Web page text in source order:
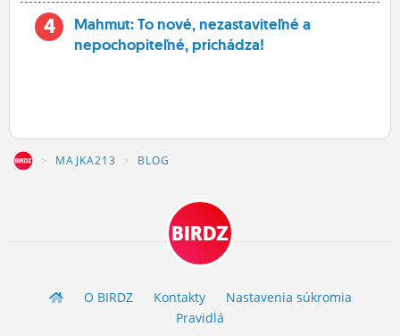
4
Mahmut: To nové, nezastaviteľné a
nepochopiteľné, prichádza!
MAJKA213 BLOG
BIRDZ
O BIRDZ Kontakty
Nastavenia súkromia
Pravidlá